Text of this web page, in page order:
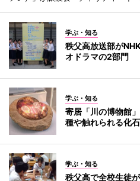
学ぶ・知る
秩父高放送部が
オドラマの2部門
学ぶ・知る
寄居「川の博物館
種や触れられる化
学ぶ・知る
秩父高で全校生徒